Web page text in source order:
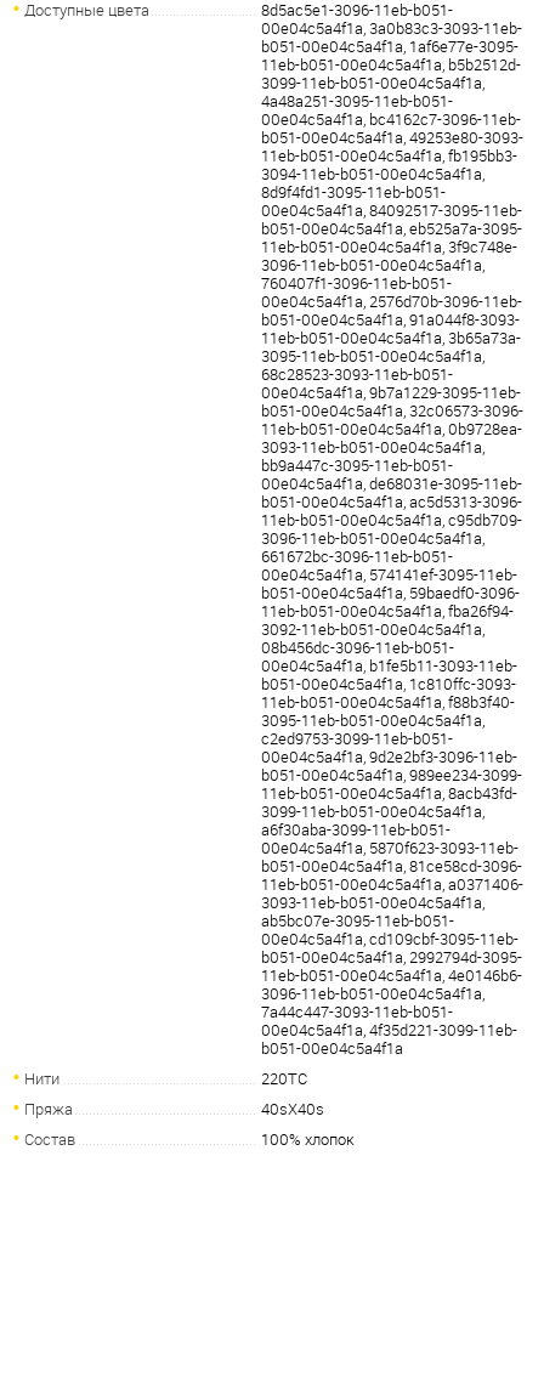
Доступные цвета
8d5ac5e1-3096-11eb-b051-
00e04c5a4f1a, 3a0b83c3-3093-11eb-
b051-00e04c5a4f1a, 1af6e77e-3095-
11eb-b051-00e04c5a4f1a, b5b2512d-
3099-11eb-b051-00e04c5a4f1a,
4a48a251-3095-11eb-b051-
00e04c5a4f1a, bc4162c7-3096-11eb-
b051-00e04c5a4f1a, 49253e80-3093-
11eb-b051-00e04c5a4f1a, fb195bb3-
3094-11eb-b051-00e04c5a4f1a,
8d9f4fd1-3095-11eb-b051-
00e04c5a4f1a, 84092517-3095-11eb-
b051-00e04c5a4f1a, eb525a7a-3095-
11eb-b051-00e04c5a4f1a, 3f9c748e-
3096-11eb-b051-00e04c5a4f1a,
760407f1-3096-11eb-b051-
00e04c5a4f1a, 2576d70b-3096-11eb-
b051-00e04c5a4f1a, 91a044f8-3093-
11eb-b051-00e04c5a4f1a, 3b65a73a-
3095-11eb-b051-00e04c5a4f1a,
68c28523-3093-11eb-b051-
00e04c5a4f1a, 9b7a1229-3095-11eb-
b051-00e04c5a4f1a, 32c06573-3096-
11eb-b051-00e04c5a4f1a, 0b9728ea-
3093-11eb-b051-00e04c5a4f1a,
bb9a447c-3095-11eb-b051-
00e04c5a4f1a, de68031e-3095-11eb-
b051-00e04c5a4f1a, ac5d5313-3096-
11eb-b051-00e04c5a4f1a, c95db709-
3096-11eb-b051-00e04c5a4f1a,
661672bc-3096-11eb-b051-
00e04c5a4f1a, 574141ef-3095-11eb-
b051-00e04c5a4f1a, 59baedf0-3096-
11eb-b051-00e04c5a4f1a, fba26f94-
3092-11eb-b051-00e04c5a4f1a,
08b456dc-3096-11eb-b051-
00e04c5a4f1a, b1fe5b11-3093-11eb-
b051-00e04c5a4f1a, 1c810ffc-3093-
11eb-b051-00e04c5a4f1a, f88b3f40-
3095-11eb-b051-00e04c5a4f1a,
c2ed9753-3099-11eb-b051-
00e04c5a4f1a, 9d2e2bf3-3096-11eb-
b051-00e04c5a4f1a, 989ee234-3099-
11eb-b051-00e04c5a4f1a, 8acb43fd-
3099-11eb-b051-00e04c5a4f1a,
a6f30aba-3099-11eb-b051-
00e04c5a4f1a, 5870f623-3093-11eb-
b051-00e04c5a4f1a, 81ce58cd-3096-
11eb-b051-00e04c5a4f1a, a0371406-
3093-11eb-b051-00e04c5a4f1a,
ab5bc07e-3095-11eb-b051-
00e04c5a4f1a, cd109cbf-3095-11eb-
b051-00e04c5a4f1a, 2992794d-3095-
11eb-b051-00e04c5a4f1a, 4e0146b6-
3096-11eb-b051-00e04c5a4f1a,
7a44c447-3093-11eb-b051-
00e04c5a4f1a, 4f35d221-3099-11eb-
b051-00e04c5a4f1a
Нити
220TC
Пряжа
40sХ40s
Состав
100% хлопок